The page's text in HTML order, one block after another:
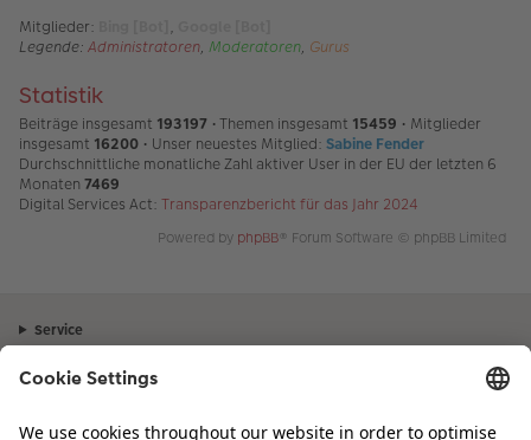
Mitglieder:
,
Legende: Administratoren, Moderatoren, Gurus
Statistik
Beiträge insgesamt 193197 • Themen insgesamt 15459 • Mitglieder
insgesamt 16200 • Unser neuestes Mitglied: Sabine Fender
Durchschnittliche monatliche Zahl aktiver User in der EU der letzten 6
Monaten 7469
Digital Services Act: Transparenzbericht für das Jahr 2024
Powered by phpBB® Forum Software © phpBB Limited
Service